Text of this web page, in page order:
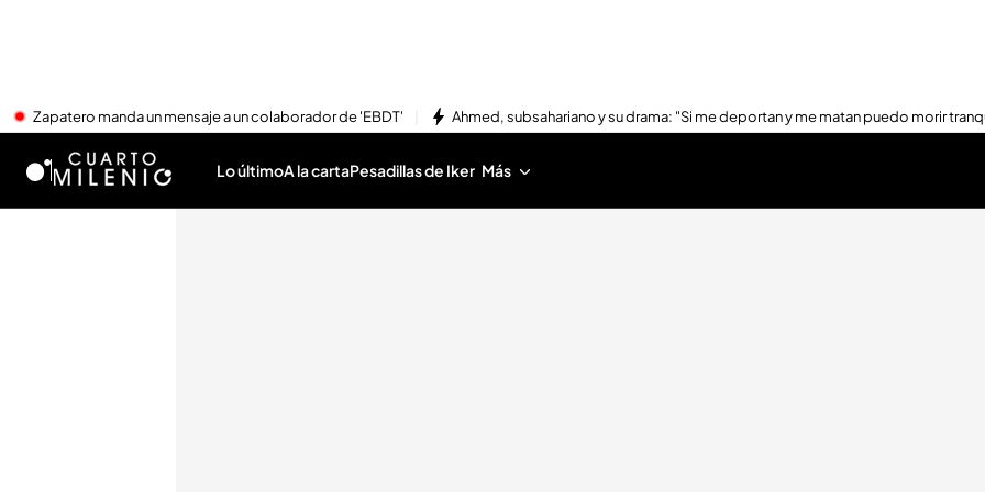
Zapatero manda un mensaje a un colaborador de 'EBDT' Ahmed, subsahariano y su drama: "Si me deportan y me matan puedo morir
Lo últimoA la cartaPesadillas de Iker Más